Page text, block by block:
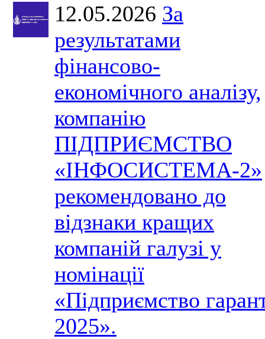
12.05.2026 За
результатами
фінансово-
економічного аналізу,
компанію
ПІДПРИЄМСТВО
«ІНФОСИСТЕМА-2»
рекомендовано до
відзнаки кращих
компаній галузі у
номінації
«Підприємство
2025».